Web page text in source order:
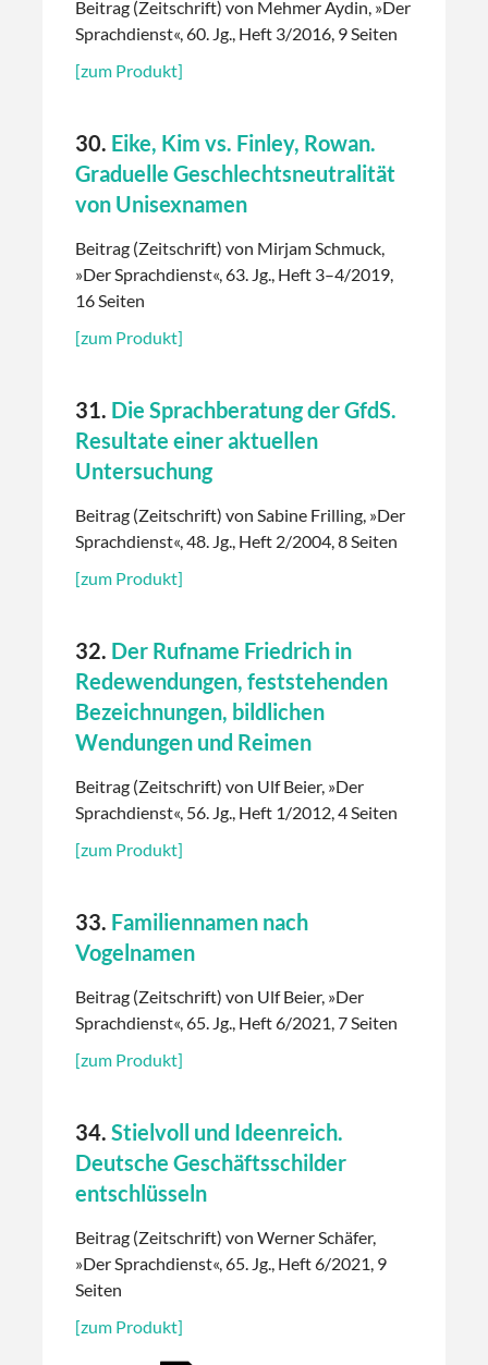
Beitrag (Zeitschrift) von Mehmer Aydin, »Der
Sprachdienst«, 60. Jg., Heft 3/2016, 9 Seiten
[zum Produkt]
30. Eike, Kim vs. Finley, Rowan.
Graduelle Geschlechtsneutralität
von Unisexnamen
Beitrag (Zeitschrift) von Mirjam Schmuck,
»Der Sprachdienst«, 63. Jg., Heft 3–4/2019,
16 Seiten
[zum Produkt]
31. Die Sprachberatung der GfdS.
Resultate einer aktuellen
Untersuchung
Beitrag (Zeitschrift) von Sabine Frilling, »Der
Sprachdienst«, 48. Jg., Heft 2/2004, 8 Seiten
[zum Produkt]
32. Der Rufname Friedrich in
Redewendungen, feststehenden
Bezeichnungen, bildlichen
Wendungen und Reimen
Beitrag (Zeitschrift) von Ulf Beier, »Der
Sprachdienst«, 56. Jg., Heft 1/2012, 4 Seiten
[zum Produkt]
33. Familiennamen nach
Vogelnamen
Beitrag (Zeitschrift) von Ulf Beier, »Der
Sprachdienst«, 65. Jg., Heft 6/2021, 7 Seiten
[zum Produkt]
34. Stielvoll und Ideenreich.
Deutsche Geschäftsschilder
entschlüsseln
Beitrag (Zeitschrift) von Werner Schäfer,
»Der Sprachdienst«, 65. Jg., Heft 6/2021, 9
Seiten
[zum Produkt]